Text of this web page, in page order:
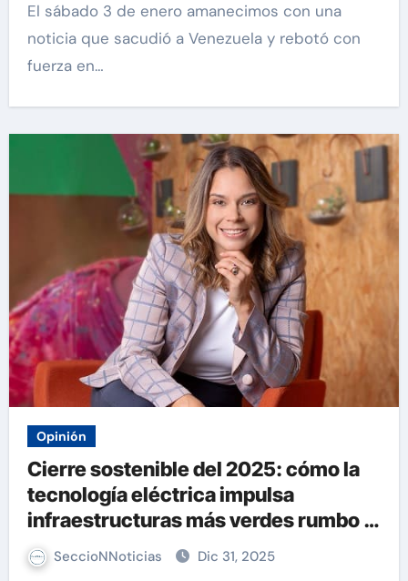
El sábado 3 de enero amanecimos con una
noticia que sacudió a Venezuela y rebotó con
fuerza en…
Opinión
Cierre sostenible del 2025: cómo la
tecnología eléctrica impulsa
infraestructuras más verdes rumbo a
los objetivos del 2026
SeccioNNoticias Dic 31, 2025